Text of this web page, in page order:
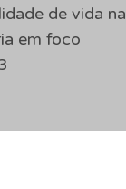
de vida na
em foco